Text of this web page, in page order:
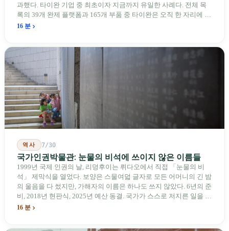
과했다. 타이완 기업 중 최초이자 지금까지 유일한 사례다. 전체 목
록의 39개 완제 플랫폼과 165개 부품 중 타이완은 오직 한 자리에 불
과하다. 2026년 4월, 미국 양당 소속 상원의원 4명이 《타이완을 위
를 드러낸다: 타이완의 진입이 너무 느려 미국 스스로가 입법을 통해
장벽을 낮춰야 한다는 점이다. 타이완에서 46년간 원격 조종 장난감
비행기를 만들어 온 한 회사가 오하이오주에 두 번째 공장을 건설할
계획을 세우고 있다.
16 분
역사 7/30
국가인권박물관: 눈물의 비석에 쓰이지 않은 이름들
1999년 국제 인권의 날, 리덩후이는 뤼다오에서 직접 「눈물의 비
석」 제막식을 열었다. 보양은 스물여덟 글자로 모든 어머니의 긴 밤
의 울음을 다 썼지만, 가해자의 이름은 하나도 쓰지 않았다. 6년의 준
비, 2018년 현판식, 2025년 예산 동결. 국가가 스스로 저지른 일을 기
념하기 위해 스스로 세운 박물관. 계엄 해제 39년 동안 사법 재판을
16 분